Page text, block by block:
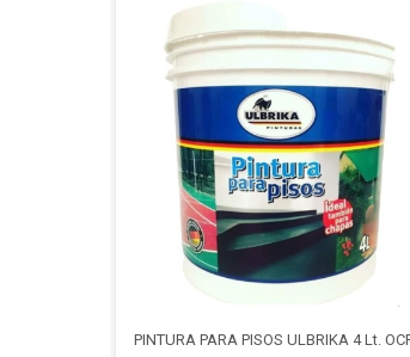
PINTURA PARA PISOS ULBRIKA 4 Lt.